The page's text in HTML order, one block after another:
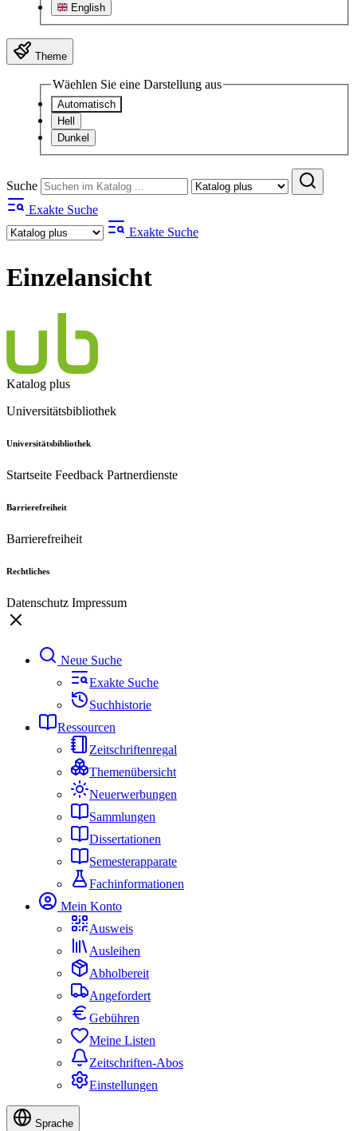
English
Theme
Wäehlen Sie eine Darstellung aus
Automatisch
Hell
Dunkel
Suche
Exakte Suche
Exakte Suche
Einzelansicht
Katalog plus
Universitätsbibliothek
Universitätsbibliothek
Startseite Feedback Partnerdienste
Barrierefreiheit
Barrierefreiheit
Rechtliches
Datenschutz Impressum
Neue Suche
Exakte Suche
Suchhistorie
Ressourcen
Zeitschriftenregal
Themenübersicht
Neuerwerbungen
Sammlungen
Dissertationen
Semesterapparate
Fachinformationen
Mein Konto
Ausweis
Ausleihen
Abholbereit
Angefordert
Gebühren
Meine Listen
Zeitschriften-Abos
Einstellungen
Sprache